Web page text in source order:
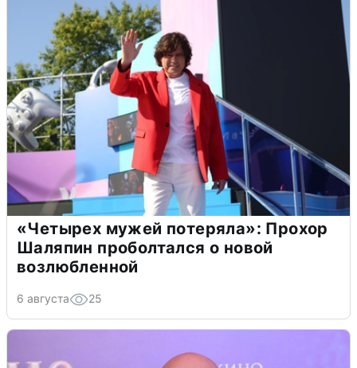
«Четырех мужей потеряла»: Прохор
Шаляпин проболтался о новой
возлюбленной
6 августа 25